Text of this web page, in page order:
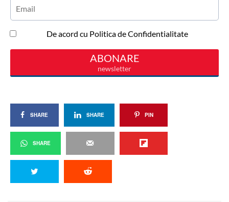
SHARE SHARE PIN
SHARE